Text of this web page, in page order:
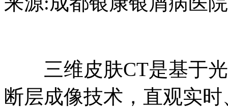
三维皮肤CT是基于光
断层成像技术，直观实